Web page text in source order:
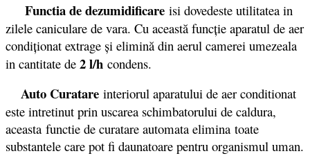
Functia de dezumidificare isi dovedeste utilitatea in
zilele caniculare de vara. Cu această funcţie aparatul de aer
condiţionat extrage şi elimină din aerul camerei umezeala
in cantitate de 2 l/h condens.
Auto Curatare interiorul aparatului de aer conditionat
este intretinut prin uscarea schimbatorului de caldura,
aceasta functie de curatare automata elimina toate
substantele care pot fi daunatoare pentru organismul uman.